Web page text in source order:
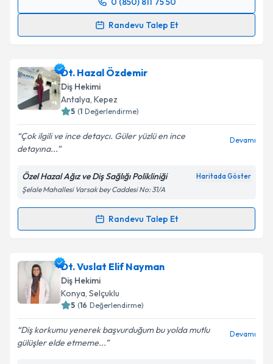
Randevu Talep Et
Randevu Takvimi Talebi
takvim hazırlandığında e-posta ile bilgilendireceğiz.
E-posta Adresiniz
kapsamda işlenmesini kabul ediyorum.
Takvim Talebini Gönder
Dt. Hazal Özdemir
Diş Hekimi
Antalya, Kepez
5 (1 Değerlendirme)
Çok ilgili ve ince detaycı. Güler yüzlü en ince
detayına...
Devamı
Özel Hazal Ağız ve Diş Sağlığı Polikliniği Haritada Göster
Şelale Mahallesi Varsak bey Caddesi No: 31/A
Randevu Talep Et
Randevu Takvimi Talebi
Dt. Hazal Özdemiriçin randevu takvimi talebi
oluşturun. Size bu uzmandan randevu almanız için bir
takvim hazırlandığında e-posta ile bilgilendireceğiz.
Dt. Vuslat Elif Nayman
Diş Hekimi
Konya, Selçuklu
5 (16 Değerlendirme)
Diş korkumu yenerek başvurduğum bu yolda mutlu
gülüşler elde etmeme...
Devamı